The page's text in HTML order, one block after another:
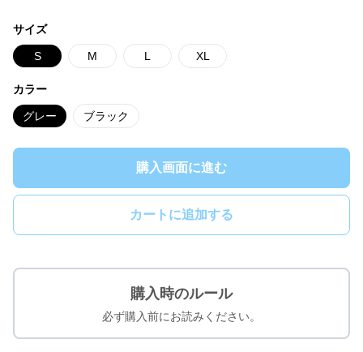
サイズ
S M L XL
カラー
グレー ブラック
購入画面に進む
カートに追加する
購入時のルール
必ず購入前にお読みください。